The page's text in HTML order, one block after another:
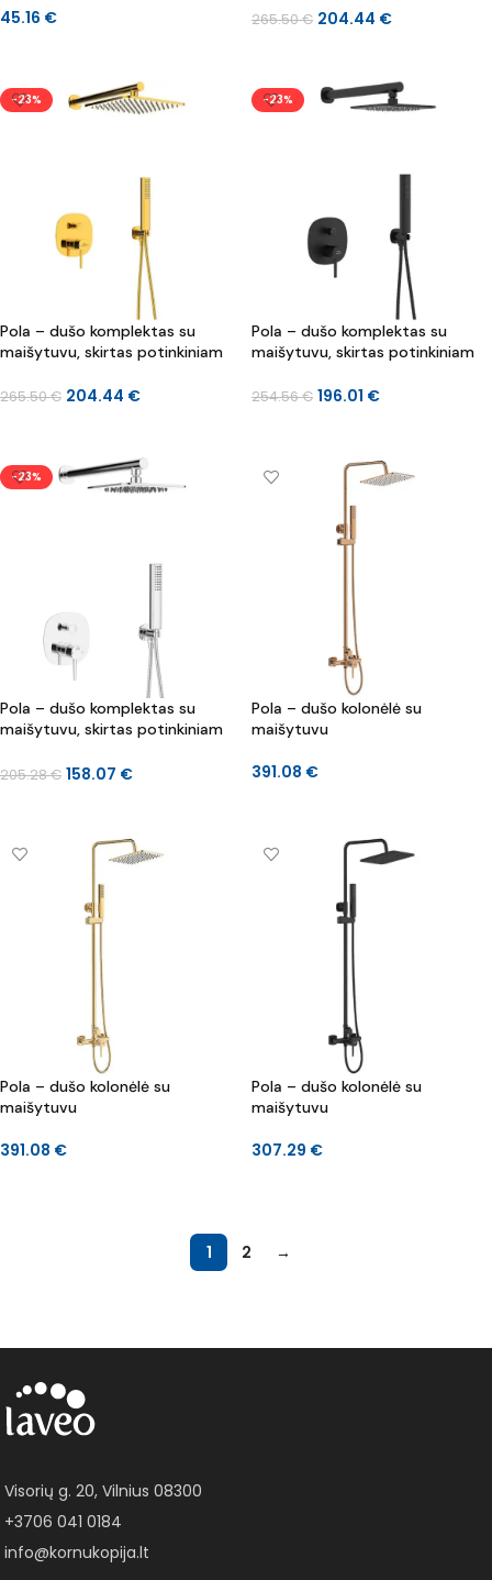
45.16 € 265.50€ 204.44 €
-23%
Pola – dušo komplektas su
maišytuvu, skirtas potinkiniam
265.50€ 204.44 €
-23%
Pola – dušo komplektas su
maišytuvu, skirtas potinkiniam
254.56€ 196.01 €
-23%
Pola – dušo komplektas su
maišytuvu, skirtas potinkiniam
205.28€ 158.07 €
Pola – dušo kolonėlė su
maišytuvu
391.08 €
Pola – dušo kolonėlė su
maišytuvu
391.08 €
Pola – dušo kolonėlė su
maišytuvu
307.29 €
1 2 →
Visorių g. 20, Vilnius 08300
+3706 041 0184
info@kornukopija.lt